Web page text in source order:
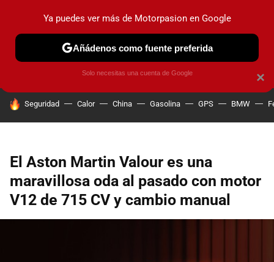
PRUEBAS COCHES ELÉCTRICOS OBSERVATORIO
HOY SE HABLA DE
Seguridad Calor China Gasolina GPS BMW
El Aston Martin Valour es una
maravillosa oda al pasado con motor
V12 de 715 CV y cambio manual
×
Ya puedes ver más de Motorpasion en Google
Añádenos como fuente preferida
Solo necesitas una cuenta de Google